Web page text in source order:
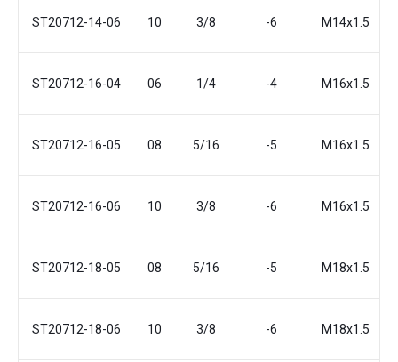
ST20712-14-06 10 3/8 -6 М14x1.5
ST20712-16-04 06 1/4 -4 М16x1.5
ST20712-16-05 08 5/16 -5 М16x1.5
ST20712-16-06 10 3/8 -6 М16x1.5
ST20712-18-05 08 5/16 -5 М18x1.5
ST20712-18-06 10 3/8 -6 М18x1.5